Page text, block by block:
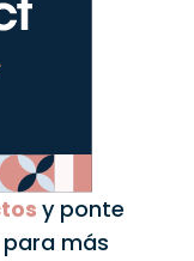
y ponte
más